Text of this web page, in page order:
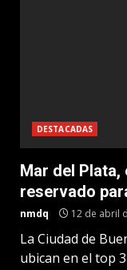
DESTACADAS
Mar del
reservado
nmdq 12 de abril
La Ciudad de
ubican en el top